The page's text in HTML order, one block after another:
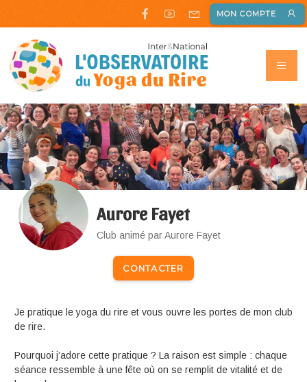
MON COMPTE
Aurore Fayet
Club animé par Aurore Fayet
CONTACTER
Je pratique le yoga du rire et vous ouvre les portes de mon club
de rire.
Pourquoi j’adore cette pratique ? La raison est simple : chaque
séance ressemble à une fête où on se remplit de vitalité et de